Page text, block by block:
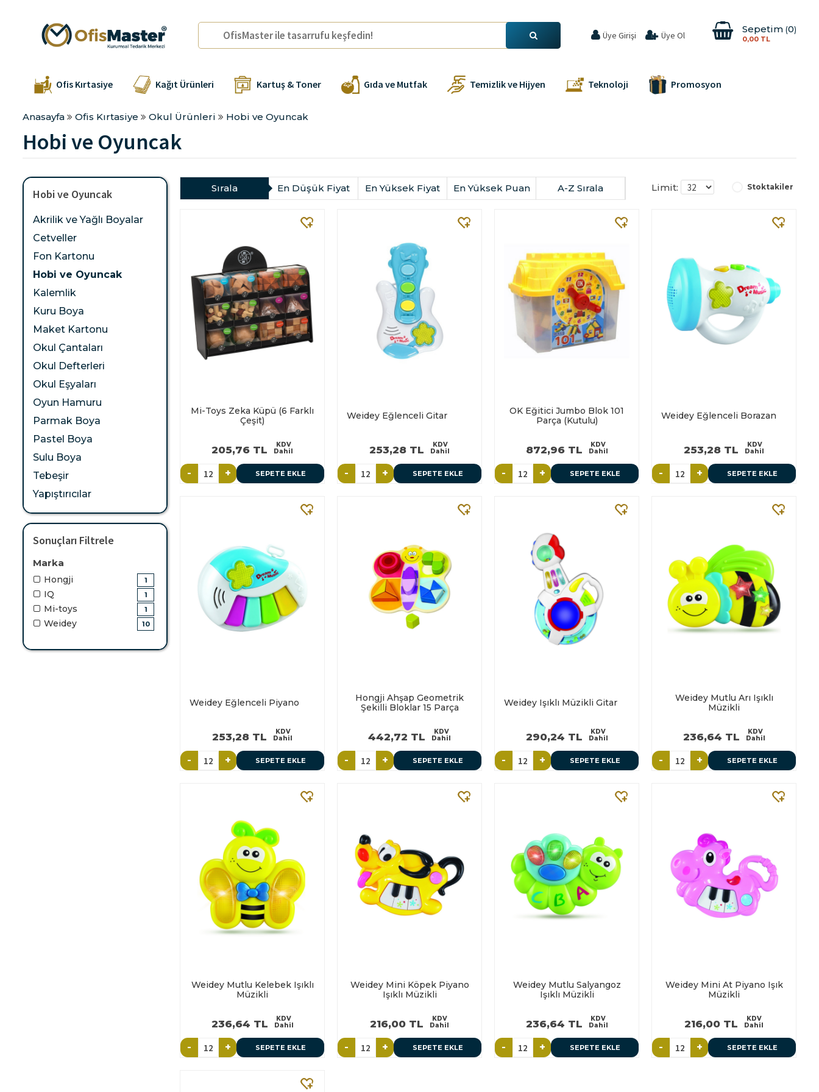
Sepetim 0
0,00 TL
Üye Girişi Üye Ol
Ofis Kırtasiye Kağıt Ürünleri Kartuş & Toner Gıda ve Mutfak Temizlik ve Hijyen Teknoloji Promosyon
Anasayfa Ofis Kırtasiye Okul Ürünleri Hobi ve Oyuncak
Hobi ve Oyuncak
Hobi ve Oyuncak
Akrilik ve Yağlı Boyalar
Cetveller
Fon Kartonu
Hobi ve Oyuncak
Kalemlik
Kuru Boya
Maket Kartonu
Okul Çantaları
Okul Defterleri
Okul Eşyaları
Oyun Hamuru
Parmak Boya
Pastel Boya
Sulu Boya
Tebeşir
Yapıştırıcılar
Sonuçları Filtrele
Marka
Hongji 1
IQ 1
Mi-toys 1
Weidey 10
Sırala En Düşük Fiyat En Yüksek Fiyat En Yüksek Puan A-Z Sırala Stoktakiler
Limit:
Mi-Toys Zeka Küpü (6 Farklı
Çeşit)
205,76 TL
KDV
Dahil
- + SEPETE EKLE
Weidey Eğlenceli Gitar
253,28 TL
KDV
Dahil
- + SEPETE EKLE
OK Eğitici Jumbo Blok 101
Parça (Kutulu)
872,96 TL
KDV
Dahil
- + SEPETE EKLE
Weidey Eğlenceli Borazan
253,28 TL
KDV
Dahil
- + SEPETE EKLE
Weidey Eğlenceli Piyano
253,28 TL
KDV
Dahil
- + SEPETE EKLE
Hongji Ahşap Geometrik
Şekilli Bloklar 15 Parça
442,72 TL
KDV
Dahil
- + SEPETE EKLE
Weidey Işıklı Müzikli Gitar
290,24 TL
KDV
Dahil
- + SEPETE EKLE
Weidey Mutlu Arı Işıklı
Müzikli
236,64 TL
KDV
Dahil
- + SEPETE EKLE
Weidey Mutlu Kelebek Işıklı
Müzikli
236,64 TL
KDV
Dahil
- + SEPETE EKLE
Weidey Mini Köpek Piyano
Işıklı Müzikli
216,00 TL
KDV
Dahil
- + SEPETE EKLE
Weidey Mutlu Salyangoz
Işıklı Müzikli
236,64 TL
KDV
Dahil
- + SEPETE EKLE
Weidey Mini At Piyano Işık
Müzikli
216,00 TL
KDV
Dahil
- + SEPETE EKLE